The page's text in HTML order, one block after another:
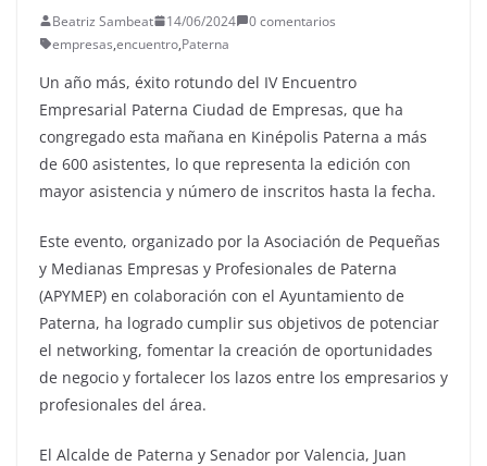
Beatriz Sambeat 14/06/2024
0 comentarios
empresas,encuentro,Paterna
Un año más, éxito rotundo del IV Encuentro
Empresarial Paterna Ciudad de Empresas, que ha
congregado esta mañana en Kinépolis Paterna a más
de 600 asistentes, lo que representa la edición con
mayor asistencia y número de inscritos hasta la fecha.
Este evento, organizado por la Asociación de Pequeñas
y Medianas Empresas y Profesionales de Paterna
(APYMEP) en colaboración con el Ayuntamiento de
Paterna, ha logrado cumplir sus objetivos de potenciar
el networking, fomentar la creación de oportunidades
de negocio y fortalecer los lazos entre los empresarios y
profesionales del área.
El Alcalde de Paterna y Senador por Valencia, Juan